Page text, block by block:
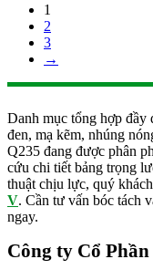
1
2
3
→
Danh mục tổng hợp
đen, mạ kẽm, nhúng
Q235 đang được phân
cứu chi tiết bảng trọng
thuật chịu lực, quý
V. Cần tư vấn bóc tách
ngay.
Công ty Cổ